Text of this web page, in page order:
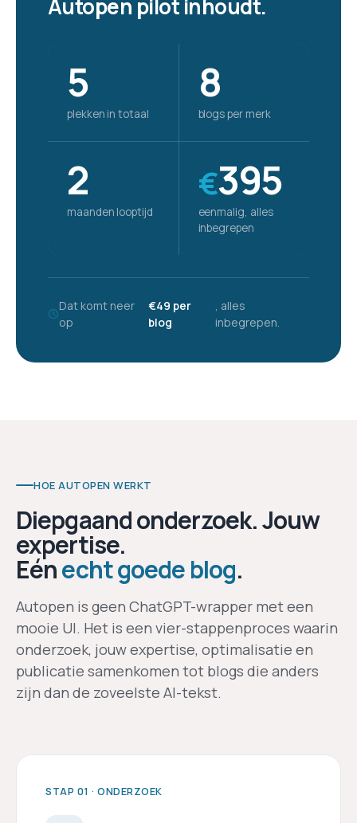
Autopen pilot inhoudt.
5
plekken in totaal
8
blogs per merk
2
maanden looptijd
€395
eenmalig, alles
inbegrepen
Dat komt neer
op
€49 per
blog
, alles
inbegrepen.
HOE AUTOPEN WERKT
Diepgaand onderzoek. Jouw
expertise.
Eénecht goede blog.
Autopen is geen ChatGPT-wrapper met een
mooie UI. Het is een vier-stappenproces waarin
onderzoek, jouw expertise, optimalisatie en
publicatie samenkomen tot blogs die anders
zijn dan de zoveelste AI-tekst.
STAP 01 · ONDERZOEK